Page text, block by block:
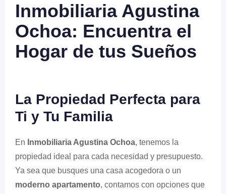
Inmobiliaria Agustina
Ochoa: Encuentra el
Hogar de tus Sueños
La Propiedad Perfecta para
Ti y Tu Familia
En Inmobiliaria Agustina Ochoa, tenemos la
propiedad ideal para cada necesidad y presupuesto.
Ya sea que busques una casa acogedora o un
moderno apartamento, contamos con opciones que